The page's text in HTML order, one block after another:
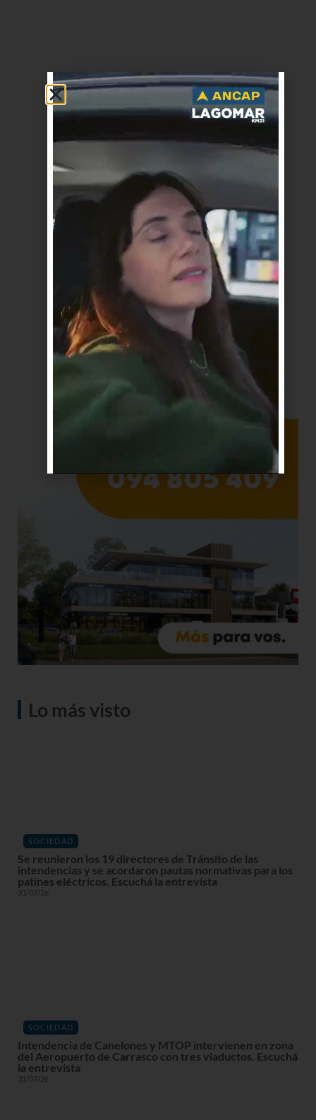
Lo más visto
SOCIEDAD
Se reunieron los 19 directores de Tránsito de las
intendencias y se acordaron pautas normativas para los
patines eléctricos. Escuchá la entrevista
31/07/26
SOCIEDAD
Intendencia de Canelones y MTOP intervienen en zona
del Aeropuerto de Carrasco con tres viaductos. Escuchá
la entrevista
31/07/26